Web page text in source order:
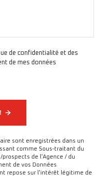
de confidentialité et des
de mes données
sont enregistrées dans un
comme Sous-traitant du
de l'Agence / du
de vos Données
repose sur l'intérêt légitime de